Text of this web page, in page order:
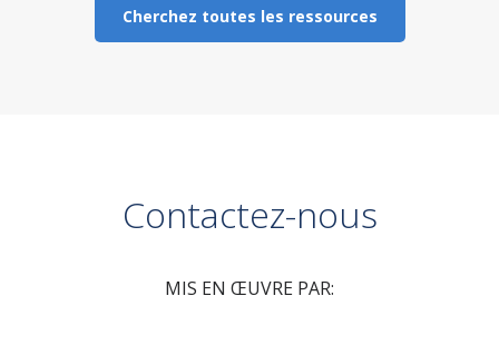
Cherchez toutes les ressources
Contactez-nous
MIS EN ŒUVRE PAR: